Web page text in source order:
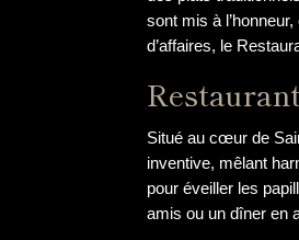
sont mis à
d’affaires, le
Situé au cœur de
inventive, mêlant
pour éveiller les
amis ou un dîner en